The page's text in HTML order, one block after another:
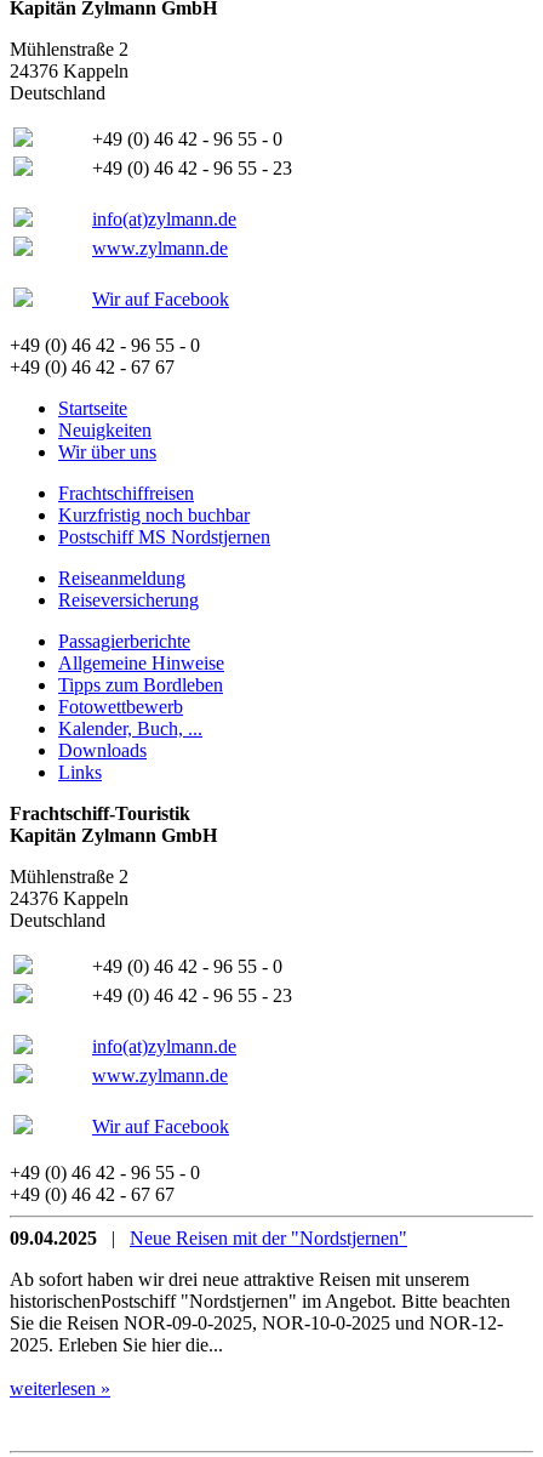
Kapitän Zylmann GmbH
Mühlenstraße 2
24376 Kappeln
Deutschland
+49 (0) 46 42 - 96 55 - 0
+49 (0) 46 42 - 96 55 - 23
info(at)zylmann.de
www.zylmann.de
Wir auf Facebook
+49 (0) 46 42 - 96 55 - 0
+49 (0) 46 42 - 67 67
Startseite
Neuigkeiten
Wir über uns
Frachtschiffreisen
Kurzfristig noch buchbar
Postschiff MS Nordstjernen
Reiseanmeldung
Reiseversicherung
Passagierberichte
Allgemeine Hinweise
Tipps zum Bordleben
Fotowettbewerb
Kalender, Buch, ...
Downloads
Links
Frachtschiff-Touristik
Kapitän Zylmann GmbH
Mühlenstraße 2
24376 Kappeln
Deutschland
+49 (0) 46 42 - 96 55 - 0
+49 (0) 46 42 - 96 55 - 23
info(at)zylmann.de
www.zylmann.de
Wir auf Facebook
+49 (0) 46 42 - 96 55 - 0
+49 (0) 46 42 - 67 67
09.04.2025 | Neue Reisen mit der "Nordstjernen"
Ab sofort haben wir drei neue attraktive Reisen mit unserem
historischenPostschiff "Nordstjernen" im Angebot. Bitte beachten
Sie die Reisen NOR-09-0-2025, NOR-10-0-2025 und NOR-12-
2025. Erleben Sie hier die...
weiterlesen »